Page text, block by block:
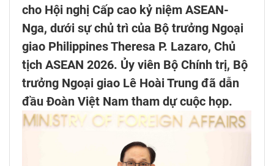
cho Hội nghị Cấp cao kỷ niệm ASEAN-
Nga, dưới sự chủ trì của Bộ trưởng Ngoại
giao Philippines Theresa P. Lazaro, Chủ
tịch ASEAN 2026. Ủy viên Bộ Chính trị, Bộ
trưởng Ngoại giao Lê Hoài Trung đã dẫn
đầu Đoàn Việt Nam tham dự cuộc họp.